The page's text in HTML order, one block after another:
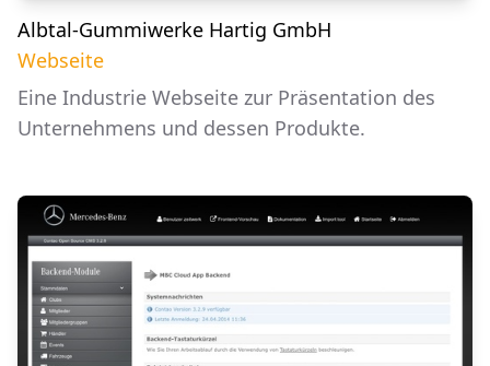
Albtal-Gummiwerke Hartig GmbH
Webseite
Eine Industrie Webseite zur Präsentation des
Unternehmens und dessen Produkte.